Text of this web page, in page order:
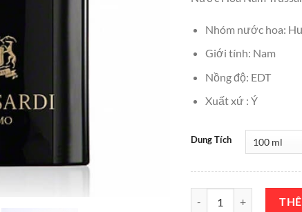
là:
Nhóm nước hoa:
Giới tính: Nam
Nồng độ: EDT
Xuất xứ : Ý
Dung Tích
Nước Hoa Nam